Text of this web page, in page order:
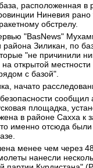
расположенная в
Ниневия рано
обстрелу.
"BasNews"
района Зиликан, по
"не причинили
открытой местности
с базой".
начато
сообщил
площадка,
в районе Сахха к
именно отсюда
менее чем через
нанесли